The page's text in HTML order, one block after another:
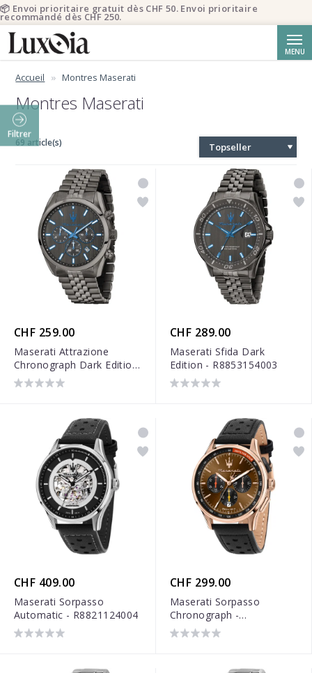
MENU
Accueil Montres Maserati
Montres Maserati
Filtrer
69 article(s) Topseller
CHF 259.00
Maserati Attrazione
Chronograph Dark Edition
- R8853154002
CHF 289.00
Maserati Sfida Dark
Edition - R8853154003
CHF 409.00
Maserati Sorpasso
Automatic - R8821124004
CHF 299.00
Maserati Sorpasso
Chronograph -
R8871624011
📦 Envoi prioritaire gratuit dès CHF 50. Envoi prioritaire
recommandé dès CHF 250.